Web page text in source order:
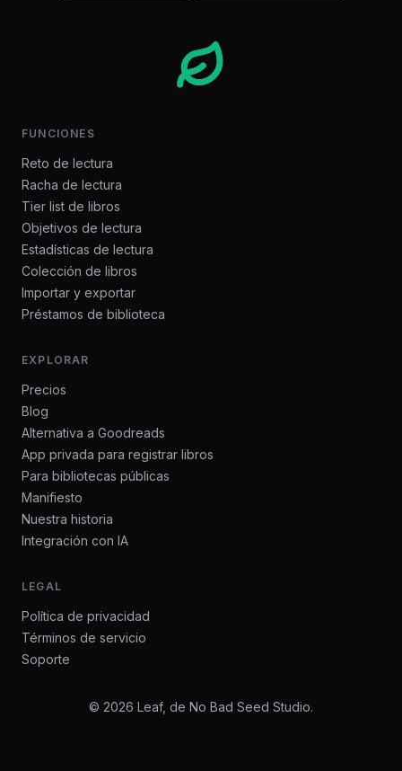
FUNCIONES
Reto de lectura
Racha de lectura
Tier list de libros
Objetivos de lectura
Estadísticas de lectura
Colección de libros
Importar y exportar
Préstamos de biblioteca
EXPLORAR
Precios
Blog
Alternativa a Goodreads
App privada para registrar libros
Para bibliotecas públicas
Manifiesto
Nuestra historia
Integración con IA
LEGAL
Política de privacidad
Términos de servicio
Soporte
© 2026 Leaf, de No Bad Seed Studio.